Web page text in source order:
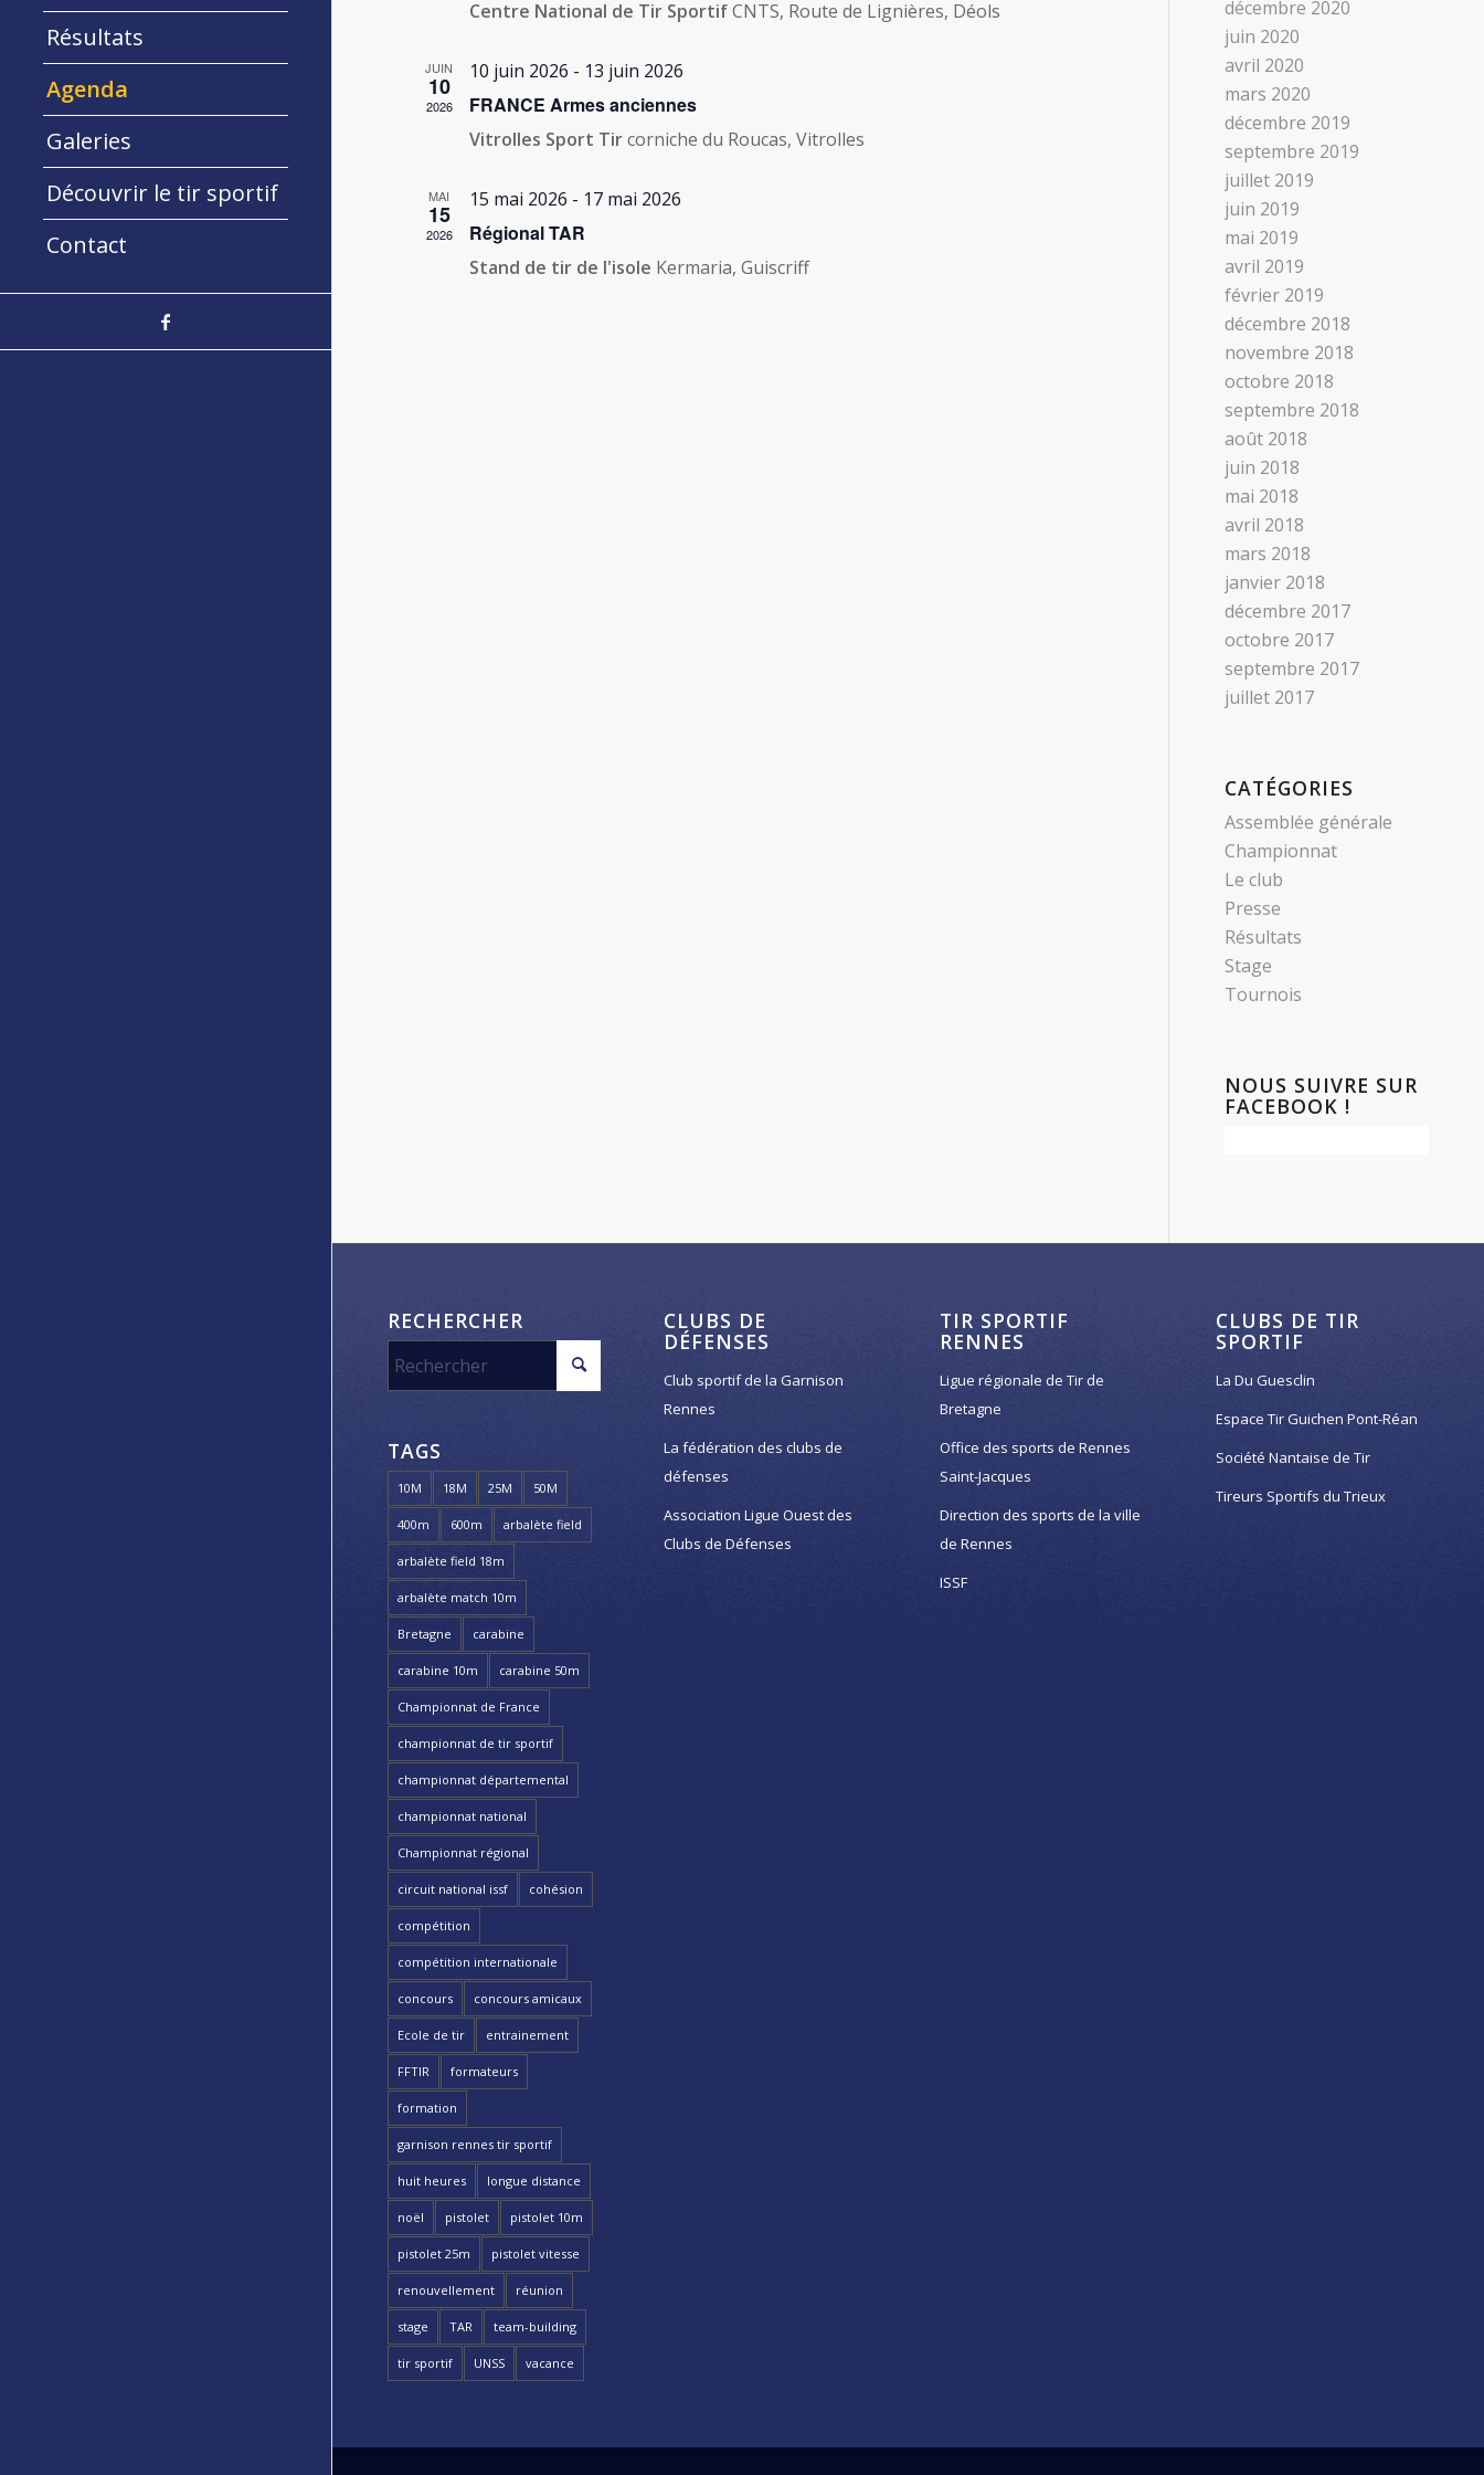
Résultats
Agenda
Galeries
Découvrir le tir sportif
Contact
Centre National de Tir SportifCNTS, Route de Lignières, Déols
JUIN
10
2026
10 juin 2026 - 13 juin 2026
FRANCE Armes anciennes
Vitrolles Sport Tircorniche du Roucas, Vitrolles
MAI
15
2026
15 mai 2026 - 17 mai 2026
Régional TAR
Stand de tir de l'isole Kermaria, Guiscriff
décembre 2020
juin 2020
avril 2020
mars 2020
décembre 2019
septembre 2019
juillet 2019
juin 2019
mai 2019
avril 2019
février 2019
décembre 2018
novembre 2018
octobre 2018
septembre 2018
août 2018
juin 2018
mai 2018
avril 2018
mars 2018
janvier 2018
décembre 2017
octobre 2017
septembre 2017
juillet 2017
CATÉGORIES
Assemblée générale
Championnat
Le club
Presse
Résultats
Stage
Tournois
NOUS SUIVRE SUR
FACEBOOK !
RECHERCHER
TAGS
10M 18M 25M 50M
400m 600m arbalète field
arbalète field 18m
arbalète match 10m
Bretagne carabine
carabine 10m carabine 50m
Championnat de France
championnat de tir sportif
championnat départemental
championnat national
Championnat régional
circuit national issf cohésion
compétition
compétition internationale
concours concours amicaux
Ecole de tir entrainement
FFTIR formateurs
formation
garnison rennes tir sportif
huit heures longue distance
noël pistolet pistolet 10m
pistolet 25m pistolet vitesse
renouvellement réunion
stage TAR team-building
tir sportif UNSS vacance
CLUBS DE
DÉFENSES
Club sportif de la Garnison
Rennes
La fédération des clubs de
défenses
Association Ligue Ouest des
Clubs de Défenses
TIR SPORTIF
RENNES
Ligue régionale de Tir de
Bretagne
Office des sports de Rennes
Saint-Jacques
Direction des sports de la ville
de Rennes
ISSF
CLUBS DE TIR
SPORTIF
La Du Guesclin
Espace Tir Guichen Pont-Réan
Société Nantaise de Tir
Tireurs Sportifs du Trieux